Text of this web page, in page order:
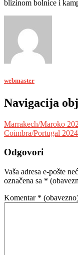
blizinom bolnice i
webmaster
Navigacija
Marrakech/Maroko
Coimbra/Portugal
Odgovori
Vaša adresa e-pošte
označena sa *
Komentar *